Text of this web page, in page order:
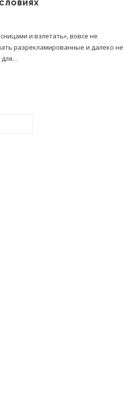
и взлетать», вовсе не
разрекламированные и далеко не
для…